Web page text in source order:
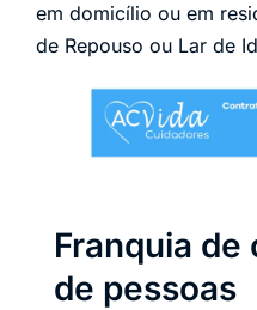
em domicílio ou em
de Repouso ou Lar de
Franquia de
de pessoas